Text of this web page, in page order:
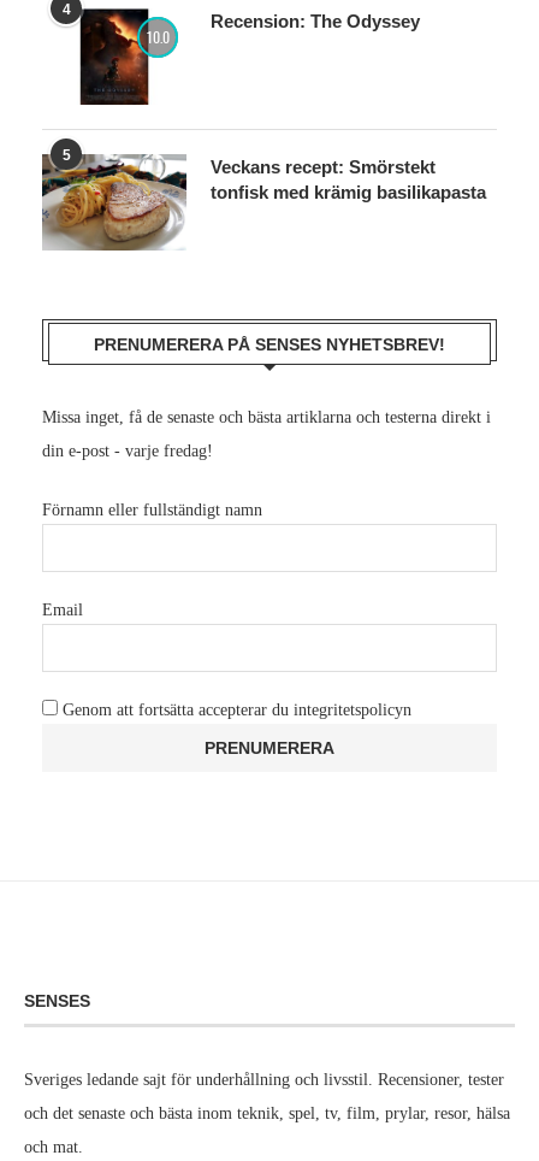
4
10.0
Recension: The Odyssey
5
Veckans recept: Smörstekt
tonfisk med krämig basilikapasta
PRENUMERERA PÅ SENSES NYHETSBREV!
Missa inget, få de senaste och bästa artiklarna och testerna direkt i
din e-post - varje fredag!
Förnamn eller fullständigt namn
Email
Genom att fortsätta accepterar du integritetspolicyn
SENSES
Sveriges ledande sajt för underhållning och livsstil. Recensioner, tester
och det senaste och bästa inom teknik, spel, tv, film, prylar, resor, hälsa
och mat.